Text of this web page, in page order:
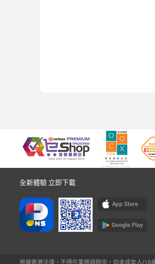
全新體驗 立即下載
根據香港法律，不得在業務過程中，向未成年人(18